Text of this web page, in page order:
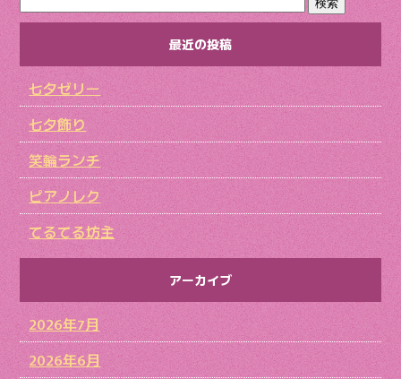
最近の投稿
七夕ゼリー
七夕飾り
笑輪ランチ
ピアノレク
てるてる坊主
アーカイブ
2026年7月
2026年6月